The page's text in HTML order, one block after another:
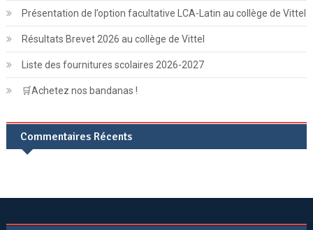
Présentation de l’option facultative LCA-Latin au collège de Vittel
Résultats Brevet 2026 au collège de Vittel
Liste des fournitures scolaires 2026-2027
🛒Achetez nos bandanas !
Commentaires Récents